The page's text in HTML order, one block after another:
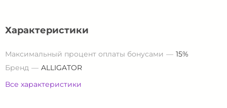
Характеристики
Максимальный процент оплаты бонусами
15%
Бренд
ALLIGATOR
Все характеристики